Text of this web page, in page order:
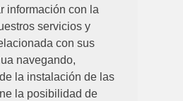
información con la
servicios y
con sus
navegando,
la instalación de las
la posibilidad de
8.53€
REDONDO AMARILLO
detalle